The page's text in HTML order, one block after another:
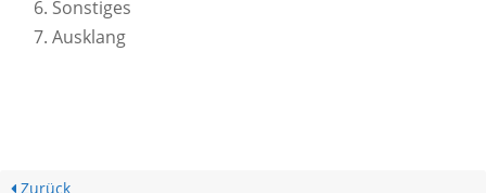
Sonstiges
Ausklang
Zurück